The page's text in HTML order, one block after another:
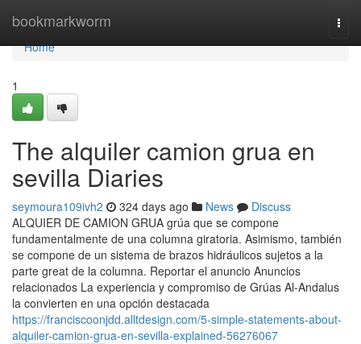
bookmarkworm
Home
Home
1
The alquiler camion grua en
sevilla Diaries
seymoura109ivh2 324 days ago News
Discuss
ALQUIER DE CAMION GRUA grúa que se compone
fundamentalmente de una columna giratoria. Asimismo, también
se compone de un sistema de brazos hidráulicos sujetos a la
parte great de la columna. Reportar el anuncio Anuncios
relacionados La experiencia y compromiso de Grúas Al-Andalus
la convierten en una opción destacada
https://franciscoonjdd.alltdesign.com/5-simple-statements-about-
alquiler-camion-grua-en-sevilla-explained-56276067